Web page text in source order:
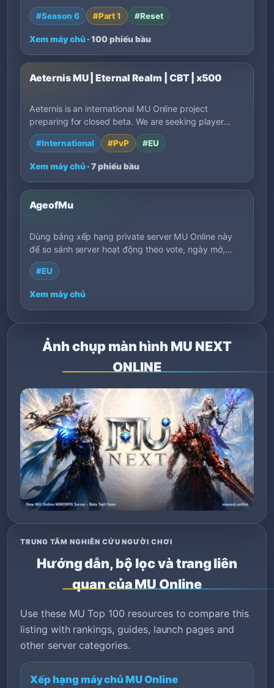
Reset Pontuativo 🏆 Leve…
#Season 6 #Part 1 #Reset
Xem máy chủ· 100 phiếu bầu
Aeternis MU | Eternal Realm | CBT | x500
Aeternis is an international MU Online project
preparing for closed beta. We are seeking player…
#International #PvP #EU
Xem máy chủ· 7 phiếu bầu
AgeofMu
Dùng bảng xếp hạng private server MU Online này
để so sánh server hoạt động theo vote, ngày mở,
EXP, khu vực, phong cách chơi và mô tả của chủ
server. Lọc theo tag để tìm server phù hợp nhanh
#EU
Xem máy chủ
Ảnh chụp màn hình MU NEXT
ONLINE
TRUNG TÂM NGHIÊN CỨU NGƯỜI CHƠI
Hướng dẫn, bộ lọc và trang liên
quan của MU Online
Use these MU Top 100 resources to compare this
listing with rankings, guides, launch pages and
other server categories.
Xếp hạng máy chủ MU Online